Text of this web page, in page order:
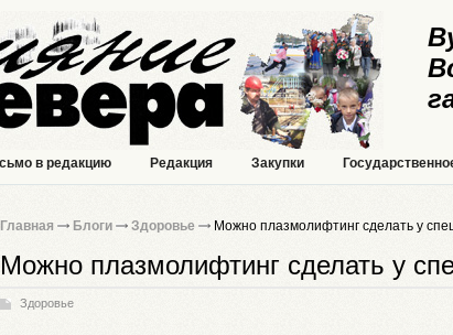
в редакцию Редакция Закупки
Главная Блоги Здоровье Можно плазмолифтинг сделать у
Можно плазмолифтинг сделать у
Здоровье